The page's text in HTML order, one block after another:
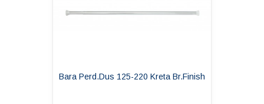
Bara Perd.dus 125-220 Kreta Br.finish